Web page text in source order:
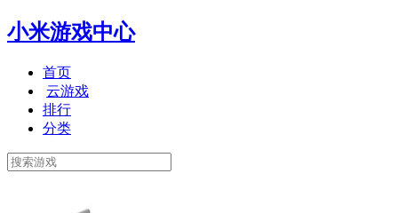
小米游戏中心
首页
云游戏
排行
分类